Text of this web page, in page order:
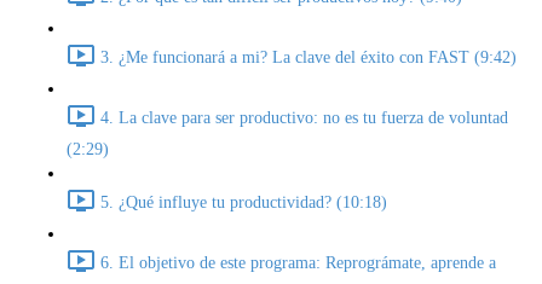
3. ¿Me funcionará a mi? La clave del éxito con FAST (9:42)
4. La clave para ser productivo: no es tu fuerza de voluntad
(2:29)
5. ¿Qué influye tu productividad? (10:18)
6. El objetivo de este programa: Reprográmate, aprende a